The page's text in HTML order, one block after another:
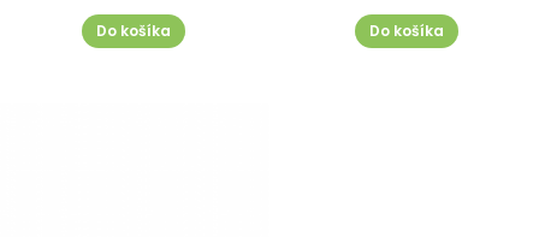
Do košíka Do košíka